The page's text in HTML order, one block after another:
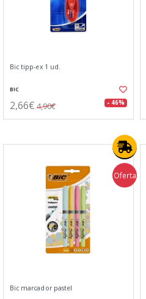
Bic tipp-ex 1 ud.
BIC
2,66€ 4,90€ - 46%
Oferta
Bic marcador pastel